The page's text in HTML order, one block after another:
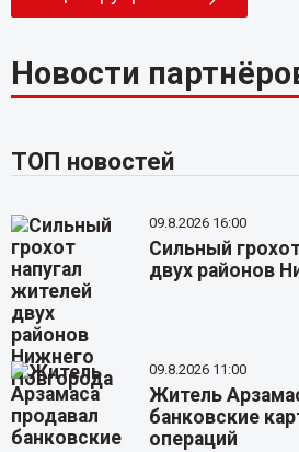
Новости
ТОП новостей
09.8.2026 16:00
Сильный
двух районов
09.8.2026 11:00
Житель
банковские
операций